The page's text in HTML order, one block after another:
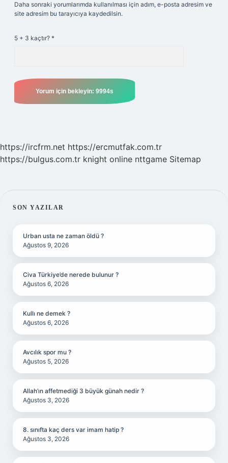
Daha sonraki yorumlarımda kullanılması için adım, e-posta adresim ve
site adresim bu tarayıcıya kaydedilsin.
5 + 3 kaçtır? *
https://ircfrm.net https://ercmutfak.com.tr
https://bulgus.com.tr knight online nttgame Sitemap
SIDEBAR
SON YAZILAR
Urban usta ne zaman öldü ?
Ağustos 9, 2026
Civa Türkiye’de nerede bulunur ?
Ağustos 6, 2026
Kullı ne demek ?
Ağustos 6, 2026
Avcılık spor mu ?
Ağustos 5, 2026
Allah’ın affetmediği 3 büyük günah nedir ?
Ağustos 3, 2026
8. sınıfta kaç ders var imam hatip ?
Ağustos 3, 2026